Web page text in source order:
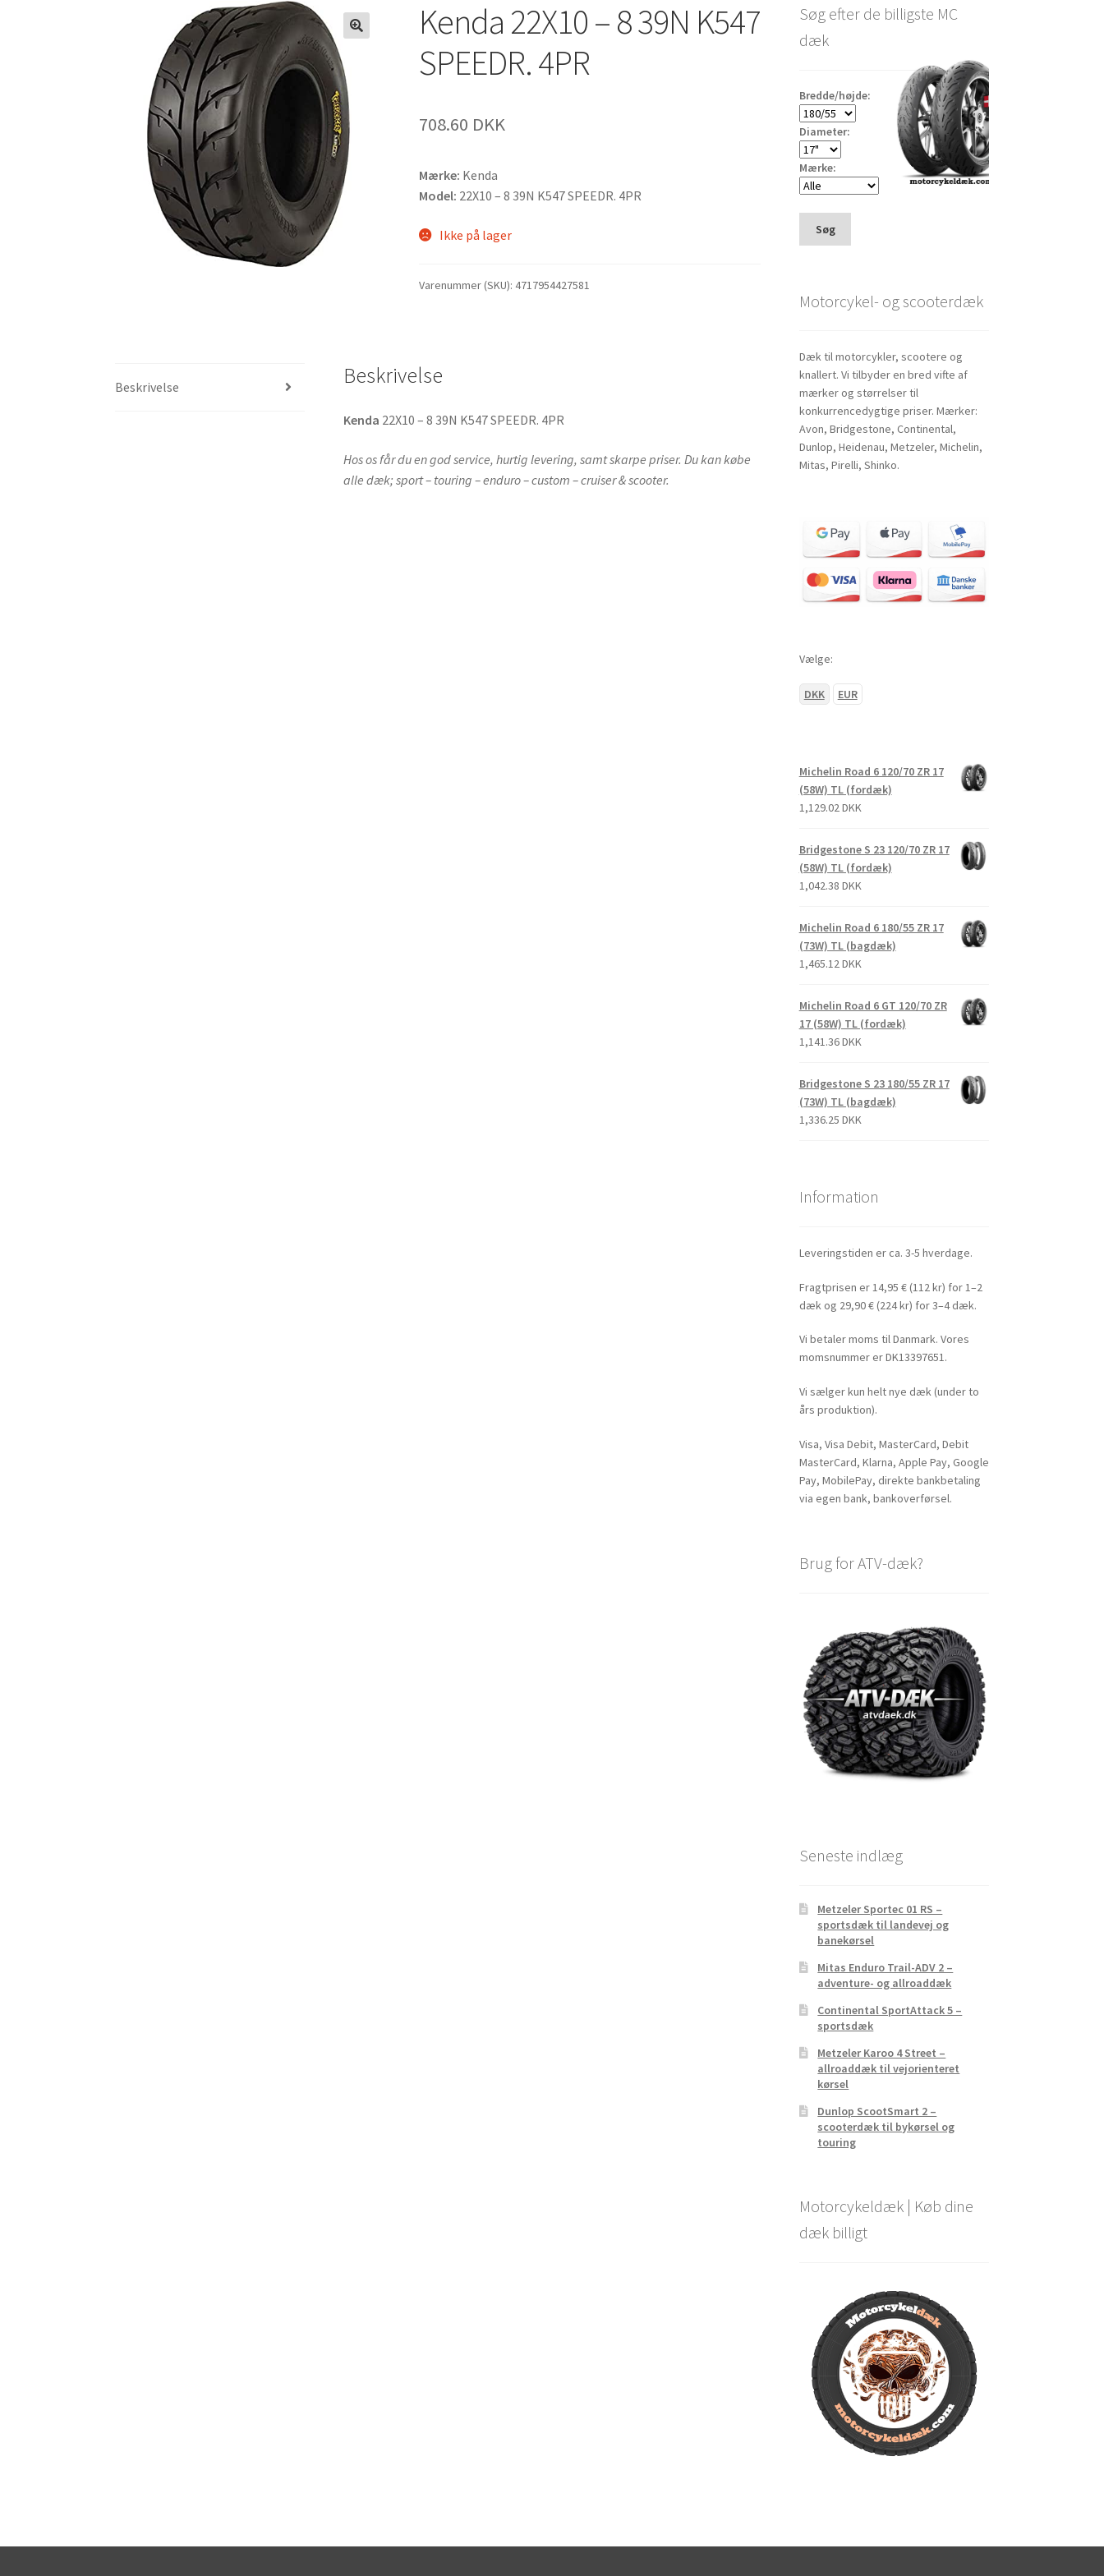
Kenda 22X10 – 8 39N K547
SPEEDR. 4PR
708.60 DKK
Mærke: Kenda
Model: 22X10 – 8 39N K547 SPEEDR. 4PR
Ikke på lager
Varenummer (SKU):4717954427581
Beskrivelse Beskrivelse
Kenda 22X10 – 8 39N K547 SPEEDR. 4PR
Hos os får du en god service, hurtig levering, samt skarpe priser. Du kan købe
alle dæk; sport – touring – enduro – custom – cruiser & scooter.
Søg efter de billigste MC
dæk
Bredde/højde:
Diameter:
Mærke:
Søg
Motorcykel- og scooterdæk
Dæk til motorcykler, scootere og
knallert. Vi tilbyder en bred vifte af
mærker og størrelser til
konkurrencedygtige priser. Mærker:
Avon, Bridgestone, Continental,
Dunlop, Heidenau, Metzeler, Michelin,
Mitas, Pirelli, Shinko.
Vælge:
DKK EUR
Michelin Road 6 120/70 ZR 17
(58W) TL (fordæk)
1,129.02 DKK
Bridgestone S 23 120/70 ZR 17
(58W) TL (fordæk)
1,042.38 DKK
Michelin Road 6 180/55 ZR 17
(73W) TL (bagdæk)
1,465.12 DKK
Michelin Road 6 GT 120/70 ZR
17 (58W) TL (fordæk)
1,141.36 DKK
Bridgestone S 23 180/55 ZR 17
(73W) TL (bagdæk)
1,336.25 DKK
Information
Leveringstiden er ca. 3-5 hverdage.
Fragtprisen er 14,95 € (112 kr) for 1–2
dæk og 29,90 € (224 kr) for 3–4 dæk.
Vi betaler moms til Danmark. Vores
momsnummer er DK13397651.
Vi sælger kun helt nye dæk (under to
års produktion).
Visa, Visa Debit, MasterCard, Debit
MasterCard, Klarna, Apple Pay, Google
Pay, MobilePay, direkte bankbetaling
via egen bank, bankoverførsel.
Brug for ATV-dæk?
Seneste indlæg
Metzeler Sportec 01 RS –
sportsdæk til landevej og
banekørsel
Mitas Enduro Trail-ADV 2 –
adventure- og allroaddæk
Continental SportAttack 5 –
sportsdæk
Metzeler Karoo 4 Street –
allroaddæk til vejorienteret
kørsel
Dunlop ScootSmart 2 –
scooterdæk til bykørsel og
touring
Motorcykeldæk | Køb dine
dæk billigt